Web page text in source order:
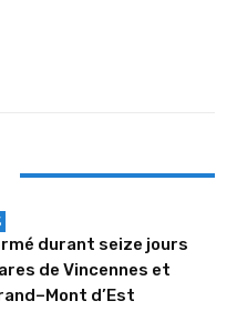
durant seize jours
de Vincennes et
d’Est